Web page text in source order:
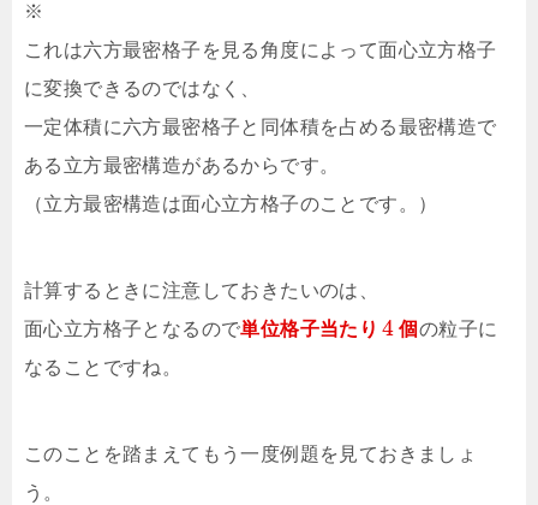
※
これは六方最密格子を見る角度によって面心立方格子
に変換できるのではなく、
一定体積に六方最密格子と同体積を占める最密構造で
ある立方最密構造があるからです。
（立方最密構造は面心立方格子のことです。）
計算するときに注意しておきたいのは、
面心立方格子となるので単位格子当たり 4 個の粒子に
なることですね。
このことを踏まえてもう一度例題を見ておきましょ
う。